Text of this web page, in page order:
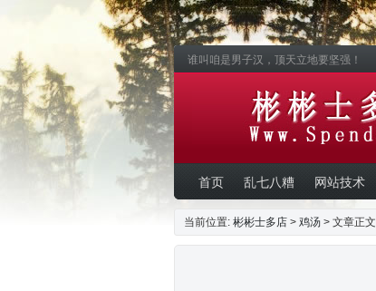
谁叫咱是男子汉，顶天立地要坚强！
首页 乱七八糟 网站技术
当前位置: 彬彬士多店 > 鸡汤 > 文章正文